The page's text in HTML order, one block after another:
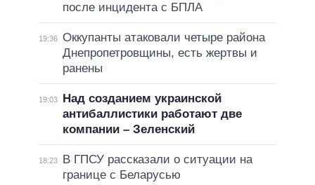
после инцидента с БПЛА
19:36 Оккупанты атаковали четыре района
Днепропетровщины, есть жертвы и
ранены
19:03
Над созданием украинской
антибаллистики работают две
компании – Зеленский
18:23
В ГПСУ рассказали о ситуации на
границе с Беларусью